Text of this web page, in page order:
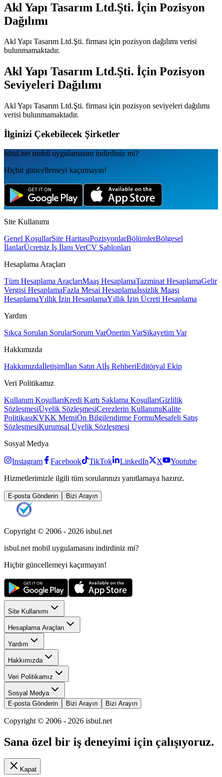
Akl Yapı Tasarım Ltd.Şti. İçin Pozisyon
Dağılımı
Akl Yapı Tasarım Ltd.Şti. firması için pozisyon dağılımı verisi
bulunmamaktadır.
Akl Yapı Tasarım Ltd.Şti. İçin Pozisyon
Seviyeleri Dağılımı
Akl Yapı Tasarım Ltd.Şti. firması için pozisyon seviyeleri dağılımı
verisi bulunmamaktadır.
İlginizi Çekebilecek Şirketler
isbul.net mobil uygulamаsını indirdiniz mi?
Hiçbir güncellemeyi kaçırmayın!
Site Kullanımı
Genel KoşullarSite HaritasıPozisyonlarBölümlerBölgesel
İlanlarÜcretsiz İş İlanı VerCV Şablonları
Hesaplama Araçları
Tüm Hesaplama AraçlarıMaaş HesaplamaTazminat HesaplamaGelir
Vergisi HesaplamaFazla Mesai Hesaplamaİşsizlik Maaşı
HesaplamaYıllık İzin HesaplamaYıllık İzin Ücreti Hesaplama
Yardım
Sıkça Sorulan SorularSorum VarÖnerim VarŞikayetim Var
Hakkımızda
Hakkımızdaİletişimİlan Satın Alİş RehberiEditöryal Ekip
Veri Politikamız
Kullanım KoşullarıKredi Kartı Saklama KoşullarıGizlilik
SözleşmesiÜyelik SözleşmesiÇerezlerin KullanımıKalite
PolitikasıKVKK MetniÖn Bilgilendirme FormuMesafeli Satış
SözleşmesiKurumsal Üyelik Sözleşmesi
Sosyal Medya
Instagram Facebook TikTok LinkedIn X
Youtube
Hizmetlerimizle ilgili tüm sorularınızı yanıtlamaya hazırız.
E-posta Gönderin Bizi Arayın
Copyright © 2006 - 2026 isbul.net
isbul.net mobil uygulamasını indirdiniz mi?
Hiçbir güncellemeyi kaçırmayın!
Site Kullanımı
Hesaplama Araçları
Yardım
Hakkımızda
Veri Politikamız
Sosyal Medya
E-posta Gönderin
Bizi Arayın Bizi Arayın
Copyright © 2006 - 2026 isbul.net
Sana özel bir iş deneyimi için çalışıyoruz.
Kapat